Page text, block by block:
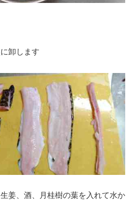
卸します
姜、酒、月桂樹の葉を入れて水か